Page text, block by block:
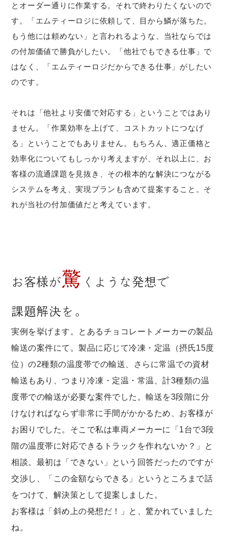
とオーダー通りに作業する。それで終わりたくないので
す。「エムティーロジに依頼して、目から鱗が落ちた。
もう他には頼めない」と言われるような、当社ならでは
の付加価値で勝負がしたい。「他社でもできる仕事」で
はなく、「エムティーロジだからできる仕事」がしたい
のです。
それは「他社より安価で対応する」ということではあり
ません。「作業効率を上げて、コストカットにつなげ
る」ということでもありません。もちろん、適正価格と
効率化についてもしっかり考えますが、それ以上に、お
客様の流通課題を見抜き、その根本的な解決につながる
システムを考え、実現プランも含めて提案すること。そ
れが当社の付加価値だと考えています。
お客様が驚 くような発想で
課題解決を。
実例を挙げます。とあるチョコレートメーカーの製品
輸送の案件にて。製品に応じて冷凍・定温（摂氏15度
位）の2種類の温度帯での輸送、さらに常温での資材
輸送もあり、つまり冷凍・定温・常温、計3種類の温
度帯での輸送が必要な案件でした。輸送を3段階に分
けなければならず非常に手間がかかるため、お客様が
お困りでした。そこで私は車両メーカーに「1台で3段
階の温度帯に対応できるトラックを作れないか？」と
相談。最初は「できない」という回答だったのですが
交渉し、「この金額ならできる」というところまで話
をつけて、解決策として提案しました。
お客様は「斜め上の発想だ！」と、驚かれていました
ね。